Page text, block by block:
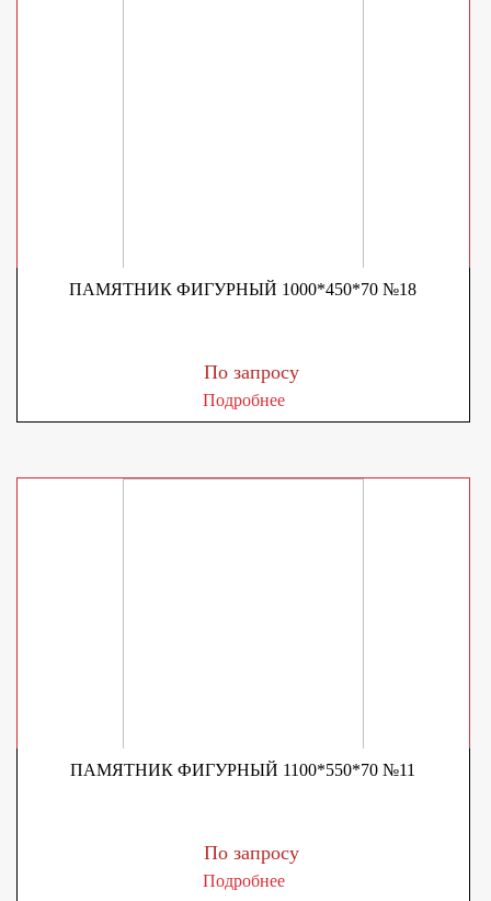
ПАМЯТНИК ФИГУРНЫЙ 1000*450*70 №18
По запросу
Подробнее
ПАМЯТНИК ФИГУРНЫЙ 1100*550*70 №11
По запросу
Подробнее